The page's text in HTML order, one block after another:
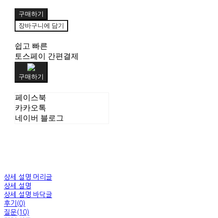
구매하기
장바구니에 담기
쉽고 빠른
토스페이 간편결제
구매하기
페이스북
카카오톡
네이버 블로그
상세 설명 머리글
상세 설명
상세 설명 바닥글
후기(0)
질문(10)